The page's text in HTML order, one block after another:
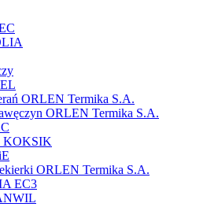
ORLEN Termika S.A.
ORLEN Termika S.A.
KOKSIK
ORLEN Termika S.A.
EC3